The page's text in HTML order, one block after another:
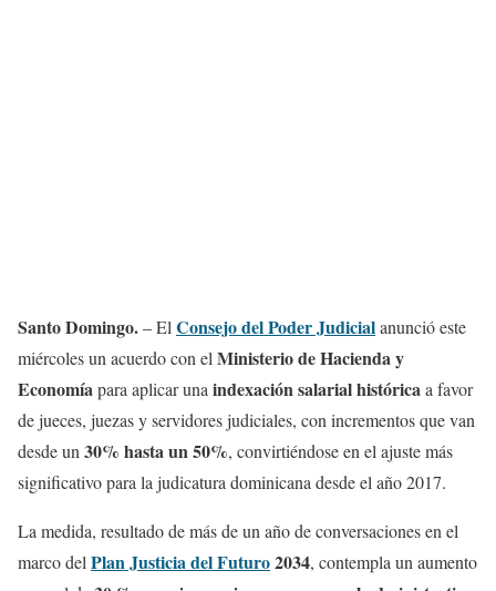
Santo Domingo.– ElConsejo del Poder Judicialanunció este
miércoles un acuerdo con elMinisterio de Hacienda y
Economíapara aplicar unaindexación salarial históricaa favor
de jueces, juezas y servidores judiciales, con incrementos que van
desde un30% hasta un 50%, convirtiéndose en el ajuste más
significativo para la judicatura dominicana desde el año 2017.
La medida, resultado de más de un año de conversaciones en el
marco delPlan Justicia del Futuro2034, contempla un aumento